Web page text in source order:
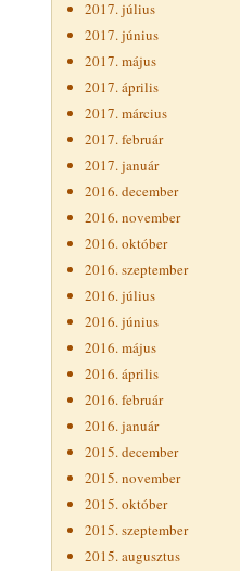
2017. július
2017. június
2017. május
2017. április
2017. március
2017. február
2017. január
2016. december
2016. november
2016. október
2016. szeptember
2016. július
2016. június
2016. május
2016. április
2016. február
2016. január
2015. december
2015. november
2015. október
2015. szeptember
2015. augusztus